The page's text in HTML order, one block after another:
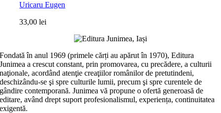
Uricaru Eugen
33,00lei
Fondată în anul 1969 (primele cărți au apărut în 1970), Editura
Junimea a crescut constant, prin promovarea, cu precădere, a culturii
naţionale, acordând atenţie creaţiilor românilor de pretutindeni,
deschizându-se şi spre culturile lumii, precum şi spre curentele de
gândire contemporană. Junimea vă propune o ofertă generoasă de
editare, având drept suport profesionalismul, experiența, continuitatea
exigentă.